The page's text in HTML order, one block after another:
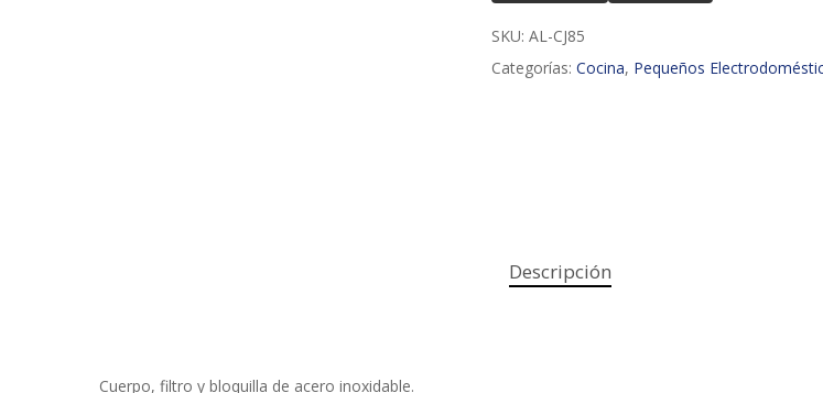
SKU: AL-CJ85
Categorías: Cocina, Pequeños
Descripción
Cuerpo, filtro y bloquilla de acero inoxidable.